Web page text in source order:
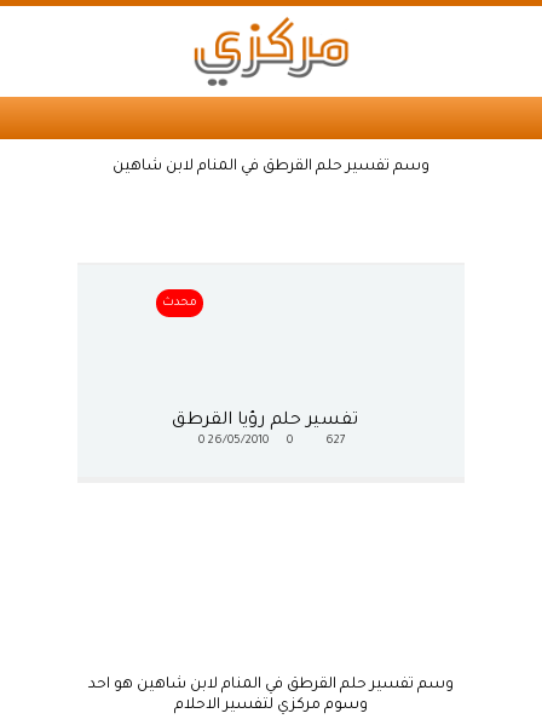
وسم تفسير حلم القرطق في المنام لابن شاهين
محدث
تفسير حلم رؤيا القرطق
627
26/05/2010
0
وسم تفسير حلم القرطق في المنام لابن شاهين هو احد
وسوم مركزي لتفسير الاحلام